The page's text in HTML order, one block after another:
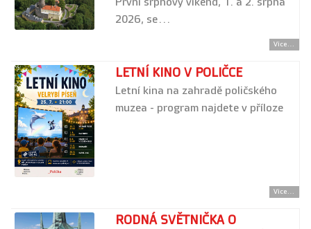
2026, se…
Více...
LETNÍ KINO V POLIČCE
Letní kina na zahradě poličského
muzea - program najdete v příloze
Více...
RODNÁ SVĚTNIČKA O